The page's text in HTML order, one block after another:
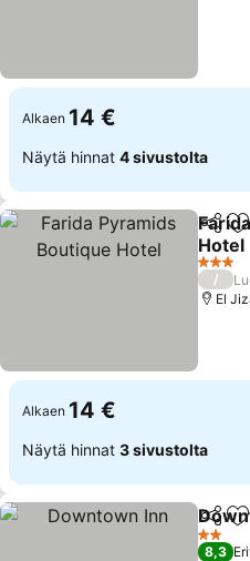
Alkaen 14 €
Näytä hinnat 4 sivustolta
Jaa
Hotel
3
/
El
Alkaen 14 €
Näytä hinnat 3 sivustolta
Jaa
2
8,3